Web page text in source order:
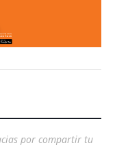
por compartir tu